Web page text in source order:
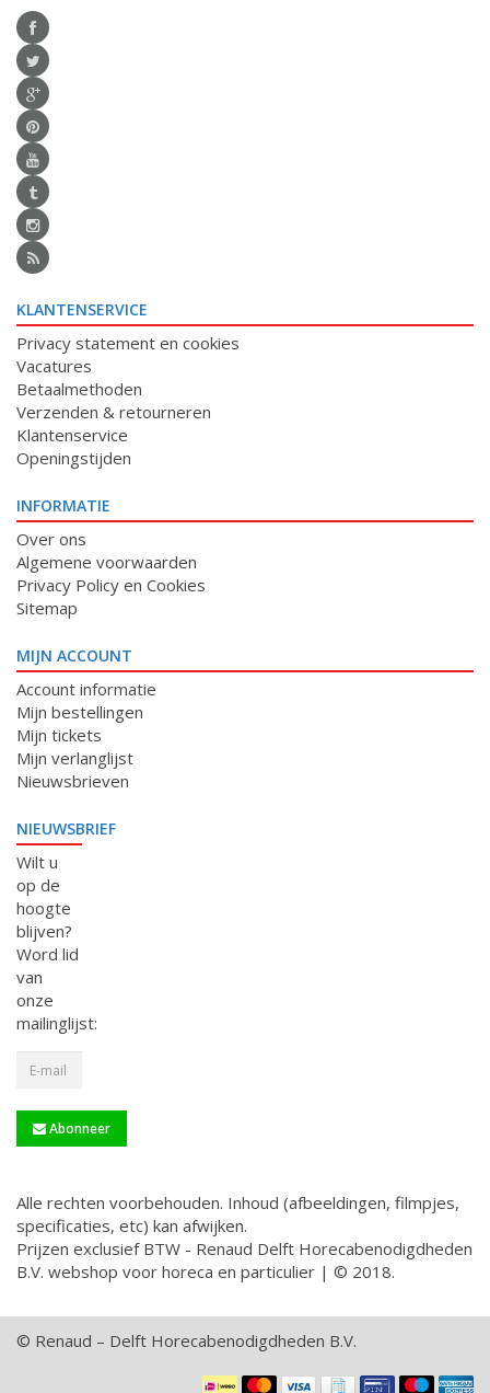
KLANTENSERVICE
Privacy statement en cookies
Vacatures
Betaalmethoden
Verzenden & retourneren
Klantenservice
Openingstijden
INFORMATIE
Over ons
Algemene voorwaarden
Privacy Policy en Cookies
Sitemap
MIJN ACCOUNT
Account informatie
Mijn bestellingen
Mijn tickets
Mijn verlanglijst
Nieuwsbrieven
NIEUWSBRIEF
Wilt u
op de
hoogte
blijven?
Word lid
van
onze
mailinglijst:
Abonneer
Alle rechten voorbehouden. Inhoud (afbeeldingen, filmpjes,
specificaties, etc) kan afwijken.
Prijzen exclusief BTW - Renaud Delft Horecabenodigdheden
B.V. webshop voor horeca en particulier | © 2018.
© Renaud – Delft Horecabenodigdheden B.V.